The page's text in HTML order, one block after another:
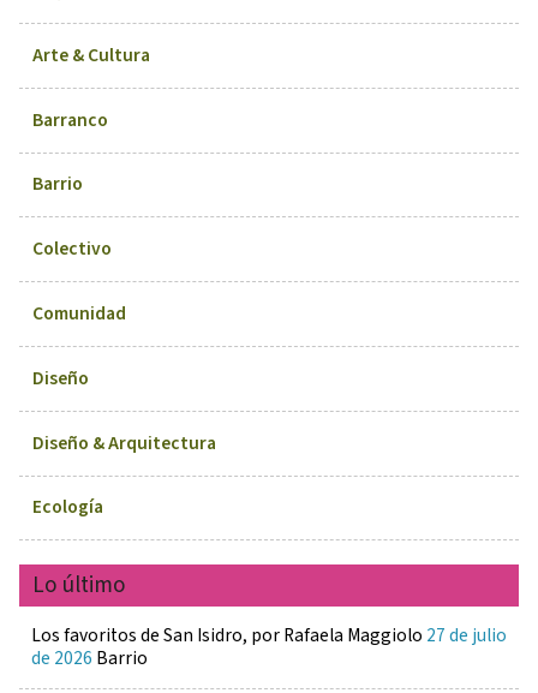
Arte & Cultura
Barranco
Barrio
Colectivo
Comunidad
Diseño
Diseño & Arquitectura
Ecología
Lo último
Los favoritos de San Isidro, por Rafaela Maggiolo 27 de julio
de 2026 Barrio